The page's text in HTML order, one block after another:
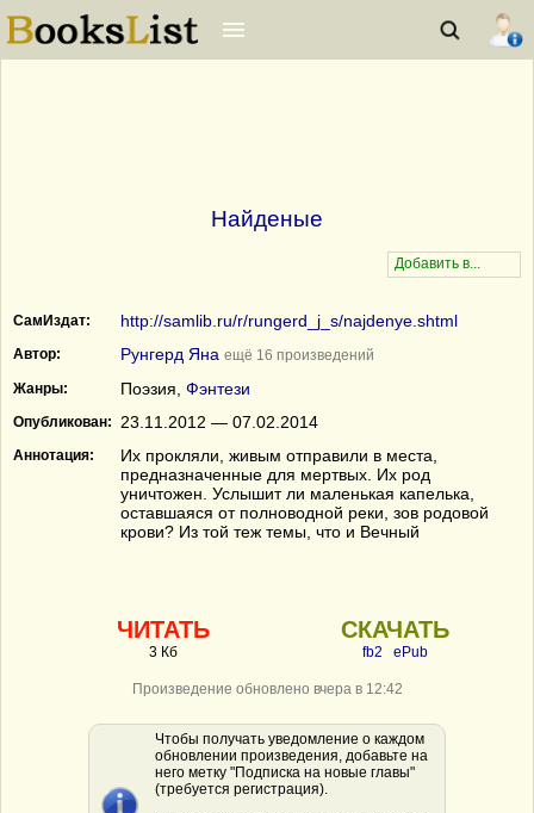
Найденые
СамИздат: http://samlib.ru/r/rungerd_j_s/najdenye.shtml
Автор: Рунгерд Яна ещё 16 произведений
Жанры:
Поэзия, Фэнтези
Опубликован: 23.11.2012 — 07.02.2014
Аннотация:
Их прокляли, живым отправили в места,
предназначенные для мертвых. Их род
уничтожен. Услышит ли маленькая капелька,
оставшаяся от полноводной реки, зов родовой
крови? Из той теж темы, что и Вечный
ЧИТАТЬ
3 Кб
СКАЧАТЬ
fb2 ePub
Произведение обновлено вчера в 12:42
Чтобы получать уведомление о каждом
обновлении произведения, добавьте на
него метку "Подписка на новые главы"
(требуется регистрация).